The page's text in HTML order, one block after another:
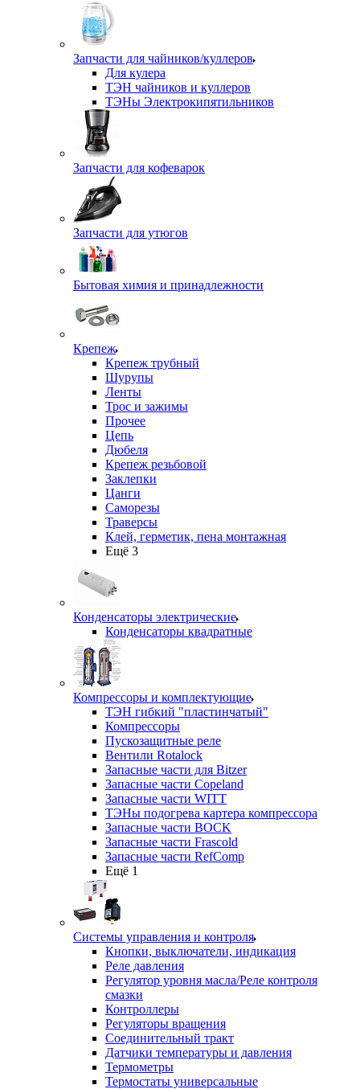
Запчасти для чайников/куллеров
Для кулера
ТЭН чайников и куллеров
ТЭНы Электрокипятильников
Запчасти для кофеварок
Запчасти для утюгов
Бытовая химия и принадлежности
Крепеж
Крепеж трубный
Шурупы
Ленты
Трос и зажимы
Прочее
Цепь
Дюбеля
Крепеж резьбовой
Заклепки
Цанги
Саморезы
Траверсы
Клей, герметик, пена монтажная
Ещё 3
Конденсаторы электрические
Конденсаторы квадратные
Компрессоры и комплектующие
ТЭН гибкий "пластинчатый"
Компрессоры
Пускозащитные реле
Вентили Rotalock
Запасные части для Bitzer
Запасные части Copeland
Запасные части WITT
ТЭНы подогрева картера компрессора
Запасные части BOCK
Запасные части Frascold
Запасные части RefComp
Ещё 1
Системы управления и контроля
Кнопки, выключатели, индикация
Реле давления
Регулятор уровня масла/Реле контроля
смазки
Контроллеры
Регуляторы вращения
Соединительный тракт
Датчики температуры и давления
Термометры
Термостаты универсальные